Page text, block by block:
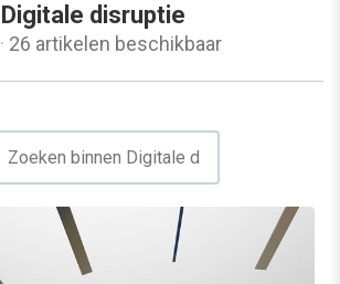
Digitale disruptie
· 26 artikelen beschikbaar